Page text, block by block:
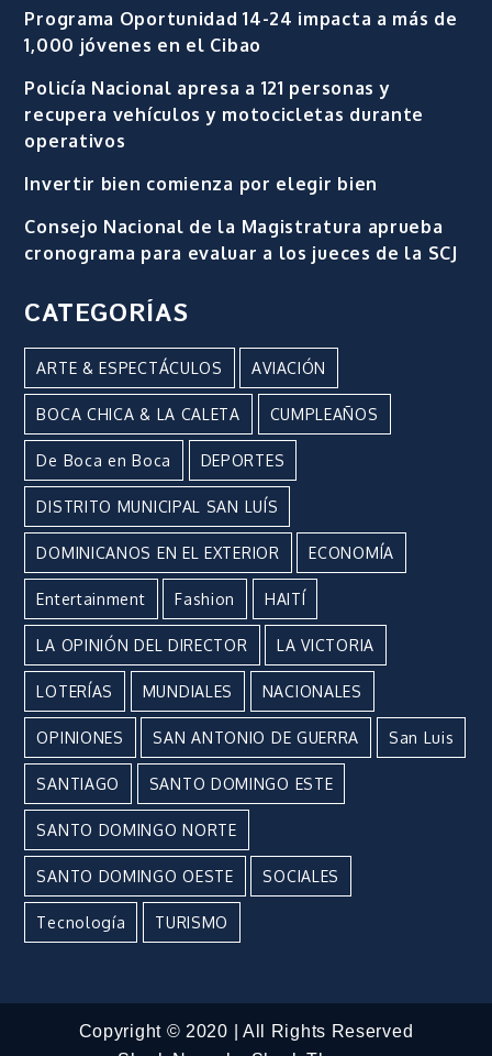
Programa Oportunidad 14-24 impacta a más de
1,000 jóvenes en el Cibao
Policía Nacional apresa a 121 personas y
recupera vehículos y motocicletas durante
operativos
Invertir bien comienza por elegir bien
Consejo Nacional de la Magistratura aprueba
cronograma para evaluar a los jueces de la SCJ
CATEGORÍAS
ARTE & ESPECTÁCULOS AVIACIÓN
BOCA CHICA & LA CALETA CUMPLEAÑOS
De Boca en Boca DEPORTES
DISTRITO MUNICIPAL SAN LUÍS
DOMINICANOS EN EL EXTERIOR ECONOMÍA
Entertainment Fashion HAITÍ
LA OPINIÓN DEL DIRECTOR LA VICTORIA
LOTERÍAS MUNDIALES NACIONALES
OPINIONES SAN ANTONIO DE GUERRA San Luis
SANTIAGO SANTO DOMINGO ESTE
SANTO DOMINGO NORTE
SANTO DOMINGO OESTE SOCIALES
Tecnología TURISMO
Copyright © 2020 | All Rights Reserved